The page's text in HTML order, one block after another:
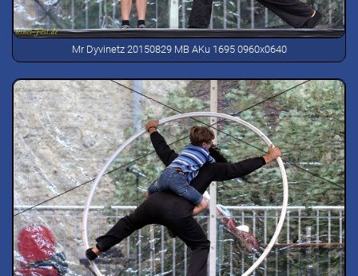
Mr Dyvinetz 20150829 MB AKu 1695 0960x0640